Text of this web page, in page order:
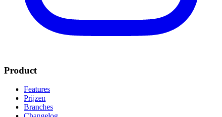
Product
Features
Prijzen
Branches